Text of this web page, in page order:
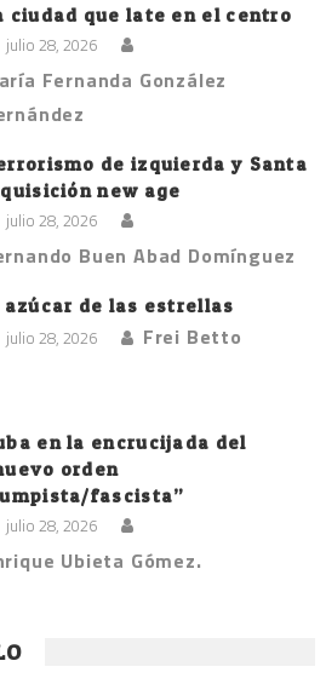
ciudad que late en el centro
julio 28, 2026
Fernanda González
de izquierda y Santa
new age
julio 28, 2026
Buen Abad Domínguez
azúcar de las estrellas
julio 28, 2026 Frei Betto
en la encrucijada del
orden
fascista”
julio 28, 2026
Ubieta Gómez.